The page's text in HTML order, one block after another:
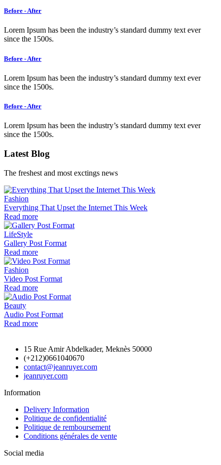
Before - After
Lorem Ipsum has been the industry’s standard dummy text ever
since the 1500s.
Before - After
Lorem Ipsum has been the industry’s standard dummy text ever
since the 1500s.
Before - After
Lorem Ipsum has been the industry’s standard dummy text ever
since the 1500s.
Latest Blog
The freshest and most exctings news
Fashion
Everything That Upset the Internet This Week
Read more
LifeStyle
Gallery Post Format
Read more
Fashion
Video Post Format
Read more
Beauty
Audio Post Format
Read more
15 Rue Amir Abdelkader, Meknès 50000
(+212)0661040670
contact@jeanruyer.com
jeanruyer.com
Information
Delivery Information
Politique de confidentialité
Politique de remboursement
Conditions générales de vente
Social media